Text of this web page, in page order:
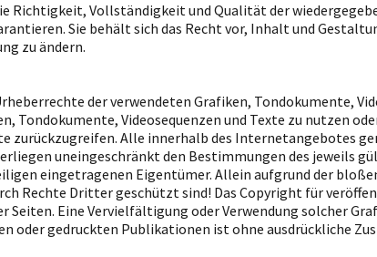
Richtigkeit, Vollständigkeit und Qualität der
Sie behält sich das Recht vor, Inhalt und
zu ändern.
der verwendeten Grafiken, Tondokumente,
Tondokumente, Videosequenzen und Texte zu nutzen
zurückzugreifen. Alle innerhalb des Internetangebotes
uneingeschränkt den Bestimmungen des jeweils
eingetragenen Eigentümer. Allein aufgrund der
Rechte Dritter geschützt sind! Das Copyright für
Eine Vervielfältigung oder Verwendung solcher
oder gedruckten Publikationen ist ohne ausdrückliche